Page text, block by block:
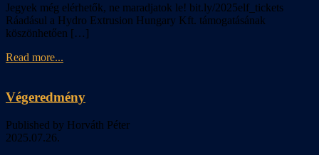
Jegyek még elérhetők, ne maradjatok le! bit.ly/2025elf_tickets
Ráadásul a Hydro Extrusion Hungary Kft. támogatásának
köszönhetően […]
Read more...
Végeredmény
Published by Horváth Péter
2025.07.26.